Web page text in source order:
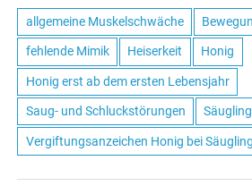
allgemeine Muskelschwäche
fehlende Mimik Heiserkeit Honig
Honig erst ab dem ersten Lebensjahr
Saug- und Schluckstörungen
Vergiftungsanzeichen Honig bei